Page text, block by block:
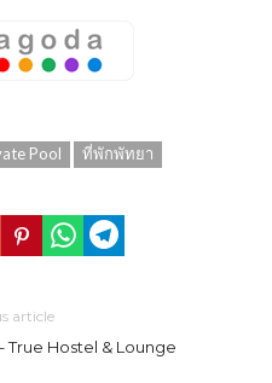
Pool ที่พักพัทยา
article
True Hostel & Lounge